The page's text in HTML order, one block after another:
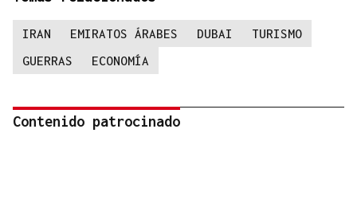
IRAN EMIRATOS ÁRABES DUBAI
TURISMO
GUERRAS
ECONOMÍA
Contenido patrocinado